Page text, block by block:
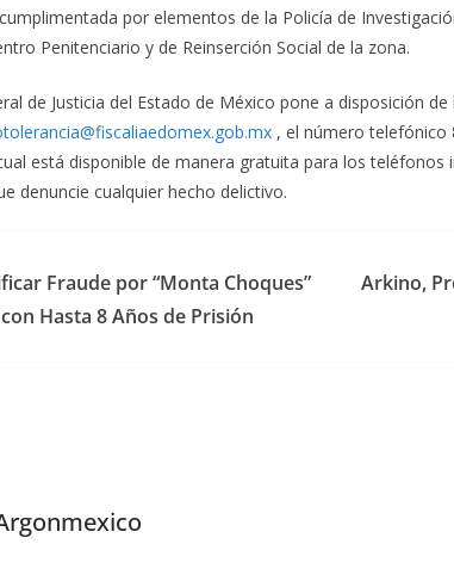
por elementos de la Policía de
Penitenciario y de Reinserción Social de la zona.
de Justicia del Estado de México pone a disposición
, el número telefónico
está disponible de manera gratuita para los
denuncie cualquier hecho delictivo.
Fraude por “Monta Choques”
Hasta 8 Años de Prisión
Arkino,